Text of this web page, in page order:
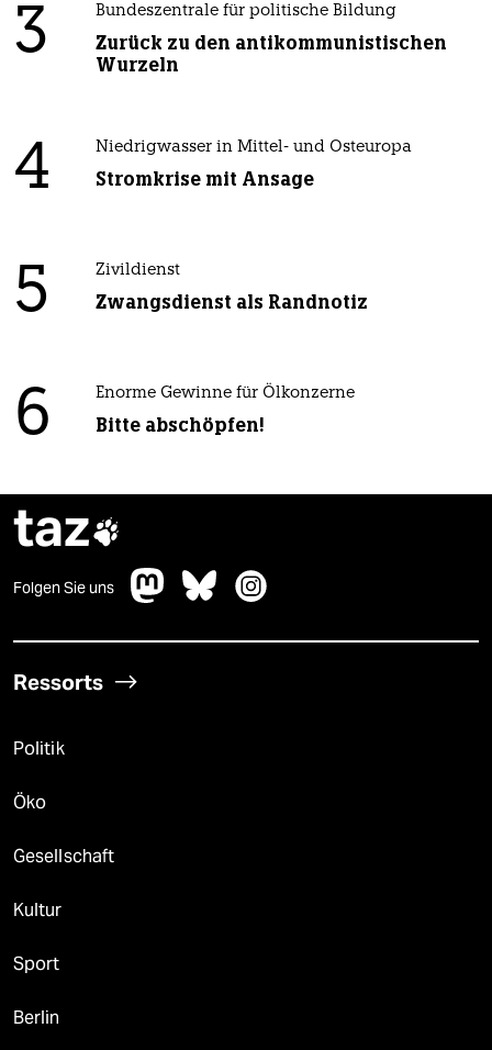
3 Bundeszentrale für politische Bildung
Zurück zu den antikommunistischen
Wurzeln
4 Niedrigwasser in Mittel- und Osteuropa
Stromkrise mit Ansage
5 Zivildienst
Zwangsdienst als Randnotiz
6 Enorme Gewinne für Ölkonzerne
Bitte abschöpfen!
taz
Folgen Sie uns
Ressorts
Politik
Öko
Gesellschaft
Kultur
Sport
Berlin